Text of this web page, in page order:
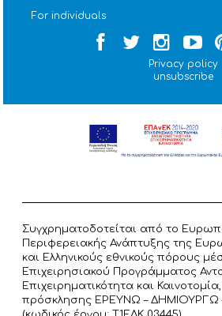
For individuals
Privacy policy
unsubscribe
Συγχρηματοδοτείται από το
Περιφερειακής Ανάπτυξης της
και Ελληνικούς εθνικούς πόρους
Επιχειρησιακού Προγράμματος
Επιχειρηματικότητα και
πρόσκλησης ΕΡΕΥΝΩ –